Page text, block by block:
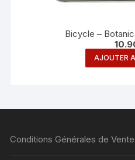
Bicycle –
AJOUTER
Conditions Générales de